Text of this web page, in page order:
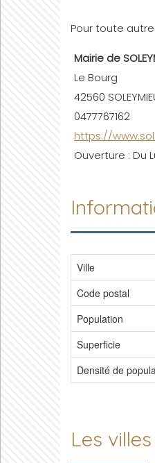
Pour toute autre
Mairie de
Le Bourg
42560
0477767162
https://
Ouverture : Du
Ville
Code postal
Population
Superficie
Densité de
Les